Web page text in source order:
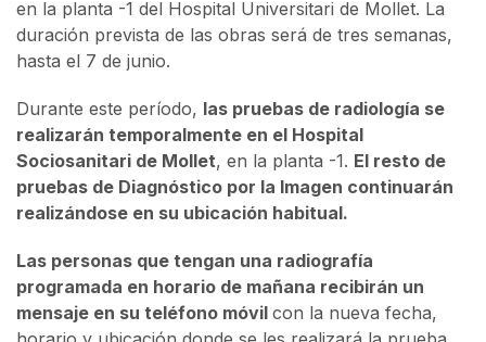
en la planta -1 del Hospital Universitari de Mollet. La
duración prevista de las obras será de tres semanas,
hasta el 7 de junio.
Durante este período, las pruebas de radiología se
realizarán temporalmente en el Hospital
Sociosanitari de Mollet, en la planta -1. El resto de
pruebas de Diagnóstico por la Imagen continuarán
realizándose en su ubicación habitual.
Las personas que tengan una radiografía
programada en horario de mañana recibirán un
mensaje en su teléfono móvil con la nueva fecha,